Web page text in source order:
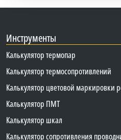
Инструменты
Калькулятор термопар
Калькулятор термосопротивлений
Калькулятор цветовой маркировки
Калькулятор ПМТ
Калькулятор шкал
Калькулятор сопротивления